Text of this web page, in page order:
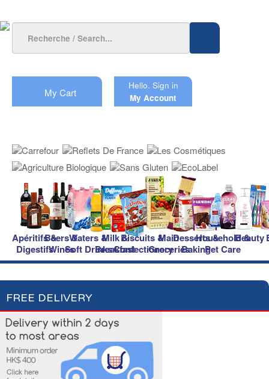
My Cart
Hello. Sign in
My Account
Apéritifs &
Digestifs
Beers &
Wines
Waters &
Soft Drinks
Milk &
Breakfast
Biscuits &
Confectionery
Main
Groceries
Desserts &
Baking
Household &
Pet Care
Beauty
FREE DELIVERY